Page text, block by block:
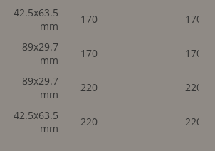
42.5x63.5
mm
170 170
89x29.7
mm
170 170
89x29.7
mm
220 220
42.5x63.5
mm
220 220